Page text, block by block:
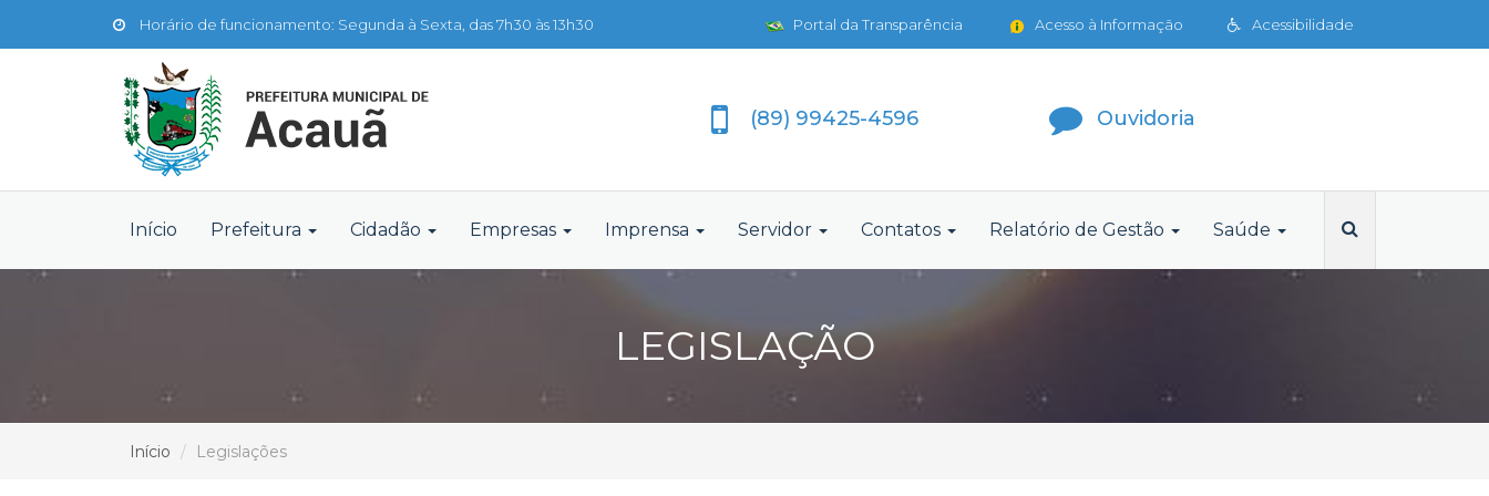
Horário de funcionamento: Segunda à Sexta, das 7h30 às 13h30 Acessibilidade
Acesso à Informação
Portal da Transparência
(89) 99425-4596 Ouvidoria
Início Prefeitura Cidadão Empresas Imprensa Servidor Contatos Relatório de Gestão Saúde
LEGISLAÇÃO
Início Legislações